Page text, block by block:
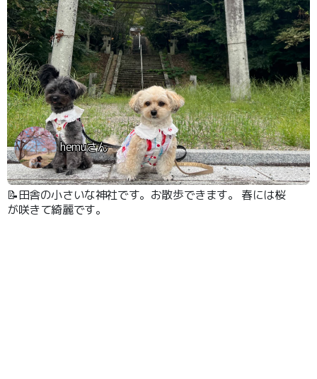
hemuさん
📝田舎の小さいな神社です。お散歩できます。 春には桜
が咲きて綺麗です。